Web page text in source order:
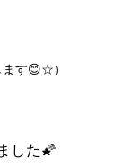
ます😊☆）
した🌠